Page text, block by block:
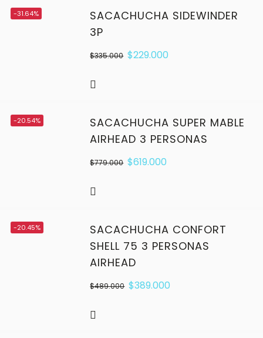
-31.64%
SACACHUCHA SIDEWINDER
3P
$335.000 $229.000
-20.54%
SACACHUCHA SUPER MABLE
AIRHEAD 3 PERSONAS
$779.000 $619.000
-20.45%
SACACHUCHA CONFORT
SHELL 75 3 PERSONAS
AIRHEAD
$489.000 $389.000